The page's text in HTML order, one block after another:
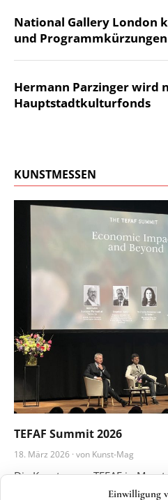
Einwilligung
National Gallery London
und
Hermann Parzinger wird
Hauptstadtkulturfonds
KUNSTMESSEN
TEFAF Summit 2026
18. März 2026 · von Kunst-Mag
Die Kunstmesse TEFAF in
Kunsterlebnis auf höchstem